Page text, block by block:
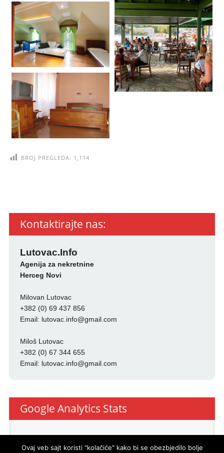
BROJ PREGLEDA: 1,114
Kontaktirajte nas:
Lutovac.Info
Agenija za nekretnine
Herceg Novi
Milovan Lutovac
+382 (0) 69 437 856
Email: lutovac.info@gmail.com
Miloš Lutovac
+382 (0) 67 344 655
Email: lutovac.info@gmail.com
Google Analytics Stats
(-24)
Ovaj veb sajt koristi "kolačiće" kako bi se obezbjedilo bolje